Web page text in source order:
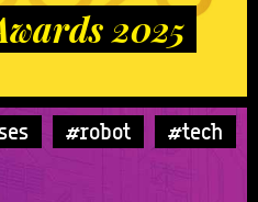
2025
#robot #tech